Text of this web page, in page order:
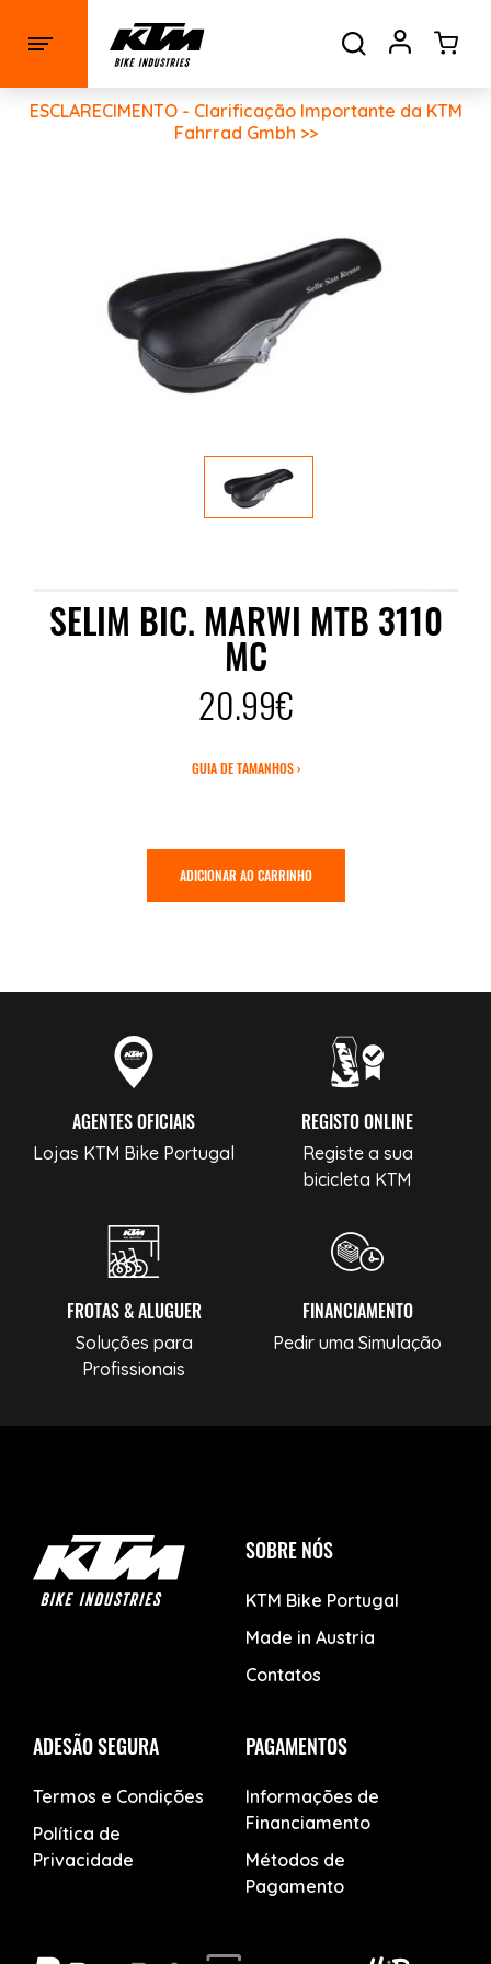
ESCLARECIMENTO - Clarificação Importante da KTM
Fahrrad Gmbh >>
SELIM BIC. MARWI MTB 3110
MC
20.99€
GUIA DE TAMANHOS ›
ADICIONAR AO CARRINHO
AGENTES OFICIAIS
Lojas KTM Bike Portugal
REGISTO ONLINE
Registe a sua
bicicleta KTM
FROTAS & ALUGUER
Soluções para
Profissionais
FINANCIAMENTO
Pedir uma Simulação
SOBRE NÓS
KTM Bike Portugal
Made in Austria
Contatos
ADESÃO SEGURA
Termos e Condições
Política de
Privacidade
PAGAMENTOS
Informações de
Financiamento
Métodos de
Pagamento